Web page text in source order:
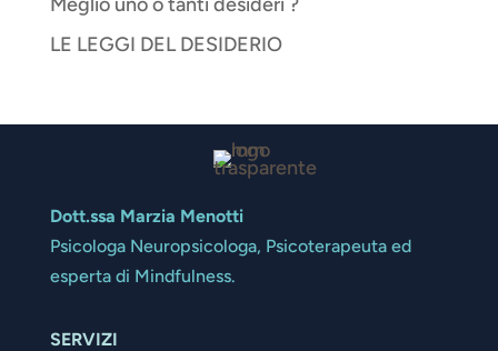
LE LEGGI DEL DESIDERIO
Dott.ssa Marzia Menotti
Psicologa Neuropsicologa, Psicoterapeuta ed
esperta di Mindfulness.
SERVIZI